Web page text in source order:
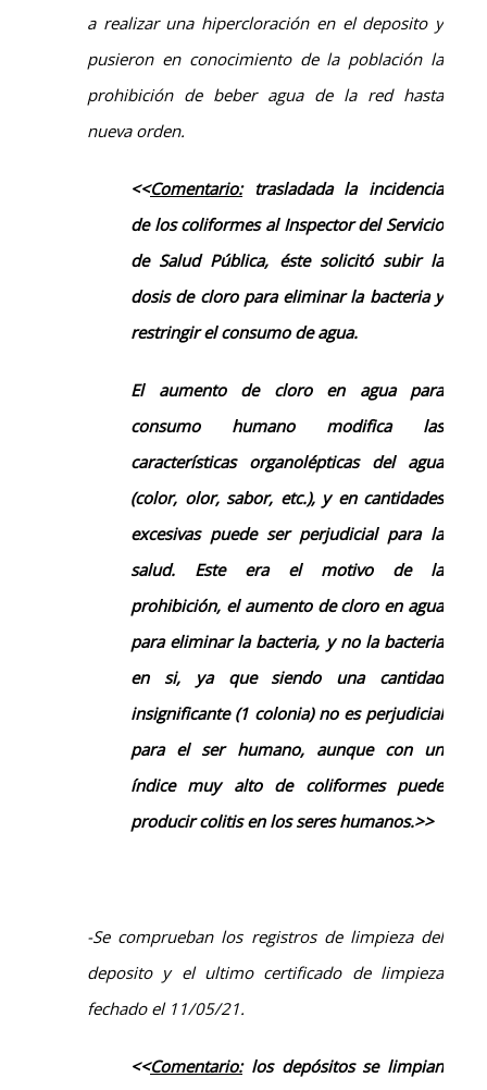
a realizar una hipercloración en el deposito y
pusieron en conocimiento de la población la
prohibición de beber agua de la red hasta
nueva orden.
<<Comentario:trasladada la incidencia
de los coliformes al Inspector del Servicio
de Salud Pública, éste solicitó subir la
dosis de cloro para eliminar la bacteria y
restringir el consumo de agua.
El aumento de cloro en agua para
consumo humano modifica las
características organolépticas del agua
(color, olor, sabor, etc.), y en cantidades
excesivas puede ser perjudicial para la
salud. Este era el motivo de la
prohibición, el aumento de cloro en agua
para eliminar la bacteria, y no la bacteria
en si, ya que siendouna cantidad
insignificante (1 colonia) no esperjudicial
para el ser humano, aunque con un
índicemuy alto de coliformes puede
producir colitisen los seres humanos.>>
-Se comprueban los registros de limpieza del
deposito y el ultimo certificado de limpieza
fechado el 11/05/21.
<<Comentario:los depósitos se limpian